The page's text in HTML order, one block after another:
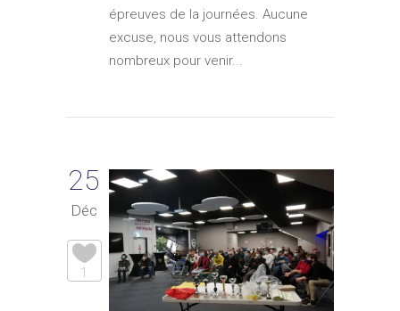
épreuves de la journées. Aucune
excuse, nous vous attendons
nombreux pour venir...
25
Déc
1